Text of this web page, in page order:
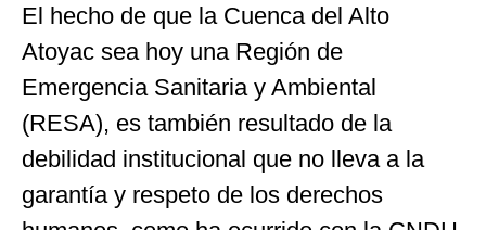
El hecho de que la Cuenca del Alto
Atoyac sea hoy una Región de
Emergencia Sanitaria y Ambiental
(RESA), es también resultado de la
debilidad institucional que no lleva a la
garantía y respeto de los derechos